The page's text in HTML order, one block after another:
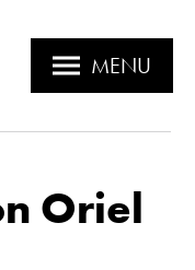
MENU
Oriel